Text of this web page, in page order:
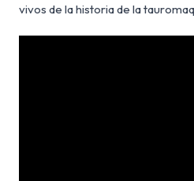
vivos de la historia de la